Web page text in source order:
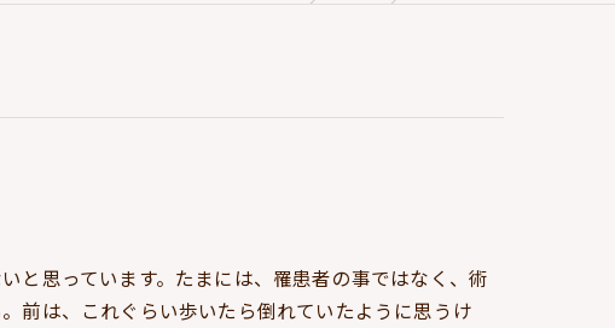
と思っています。たまには、罹患者の事ではなく、術
前は、これぐらい歩いたら倒れていたように思うけ